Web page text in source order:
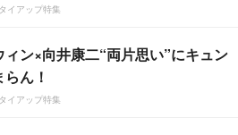
イアップ特集
ィン×向井康二“両片思い”にキュン
ん！
イアップ特集